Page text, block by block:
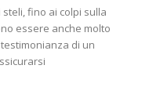
fino ai colpi sulla
essere anche molto
di un